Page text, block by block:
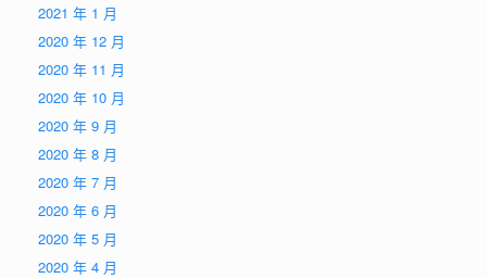
2021 年 1 月
2020 年 12 月
2020 年 11 月
2020 年 10 月
2020 年 9 月
2020 年 8 月
2020 年 7 月
2020 年 6 月
2020 年 5 月
2020 年 4 月